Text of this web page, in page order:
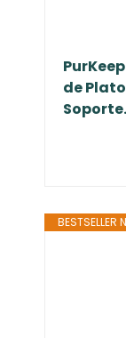
de
BESTSELLER